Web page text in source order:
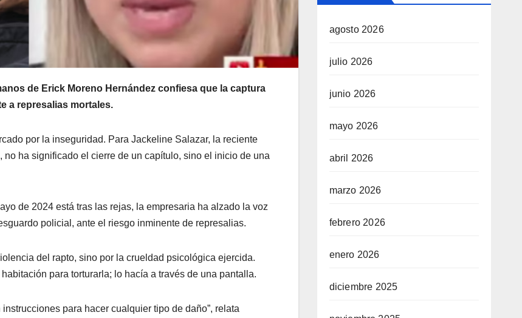
de Erick Moreno Hernández confiesa que la captura
a represalias mortales.
por la inseguridad. Para Jackeline Salazar, la reciente
no ha significado el cierre de un capítulo, sino el inicio de una
de 2024 está tras las rejas, la empresaria ha alzado la voz
policial, ante el riesgo inminente de represalias.
del rapto, sino por la crueldad psicológica ejercida.
para torturarla; lo hacía a través de una pantalla.
para hacer cualquier tipo de daño”, relata
agosto 2026
julio 2026
junio 2026
mayo 2026
abril 2026
marzo 2026
febrero 2026
enero 2026
diciembre 2025